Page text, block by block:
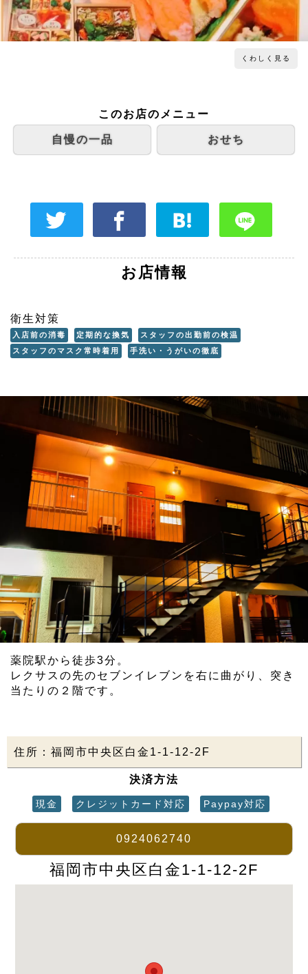
くわしく見る
このお店のメニュー
自慢の一品 おせち
お店情報
衛生対策
入店前の消毒 定期的な換気
スタッフの出勤前の検温
スタッフのマスク常時着用
手洗い・うがいの徹底
薬院駅から徒歩3分。
レクサスの先のセブンイレブンを右に曲がり、突き
当たりの２階です。
住所：福岡市中央区白金1-1-12-2F
決済方法
現金 クレジットカード対応 Paypay対応
0924062740
福岡市中央区白金1-1-12-2F